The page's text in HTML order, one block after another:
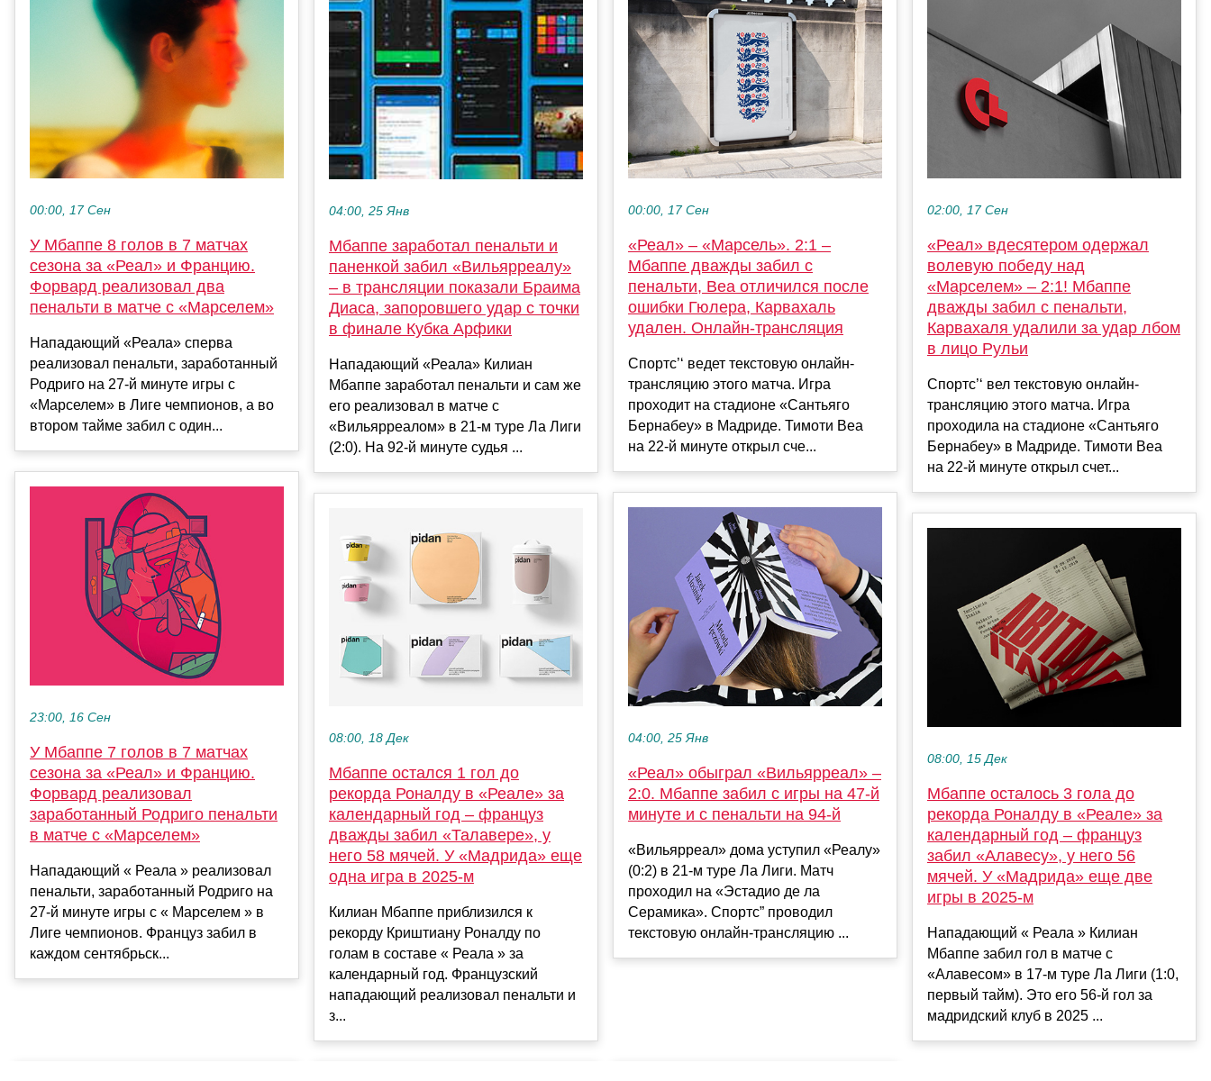
00:00, 17 Сен
У Мбаппе 8 голов в 7 матчах
сезона за «Реал» и Францию.
Форвард реализовал два
пенальти в матче с «Марселем»
Нападающий «Реала» сперва
реализовал пенальти, заработанный
Родриго на 27-й минуте игры с
«Марселем» в Лиге чемпионов, а во
втором тайме забил с один...
23:00, 16 Сен
У Мбаппе 7 голов в 7 матчах
сезона за «Реал» и Францию.
Форвард реализовал
заработанный Родриго пенальти
в матче с «Марселем»
Нападающий « Реала » реализовал
пенальти, заработанный Родриго на
27-й минуте игры с « Марселем » в
Лиге чемпионов. Француз забил в
каждом сентябрьск...
04:00, 25 Янв
Мбаппе заработал пенальти и
паненкой забил «Вильярреалу»
– в трансляции показали Браима
Диаса, запоровшего удар с точки
в финале Кубка Арфики
Нападающий «Реала» Килиан
Мбаппе заработал пенальти и сам же
его реализовал в матче с
«Вильярреалом» в 21-м туре Ла Лиги
(2:0). На 92-й минуте судья ...
08:00, 18 Дек
Мбаппе осталcя 1 гол до
рекорда Роналду в «Реале» за
календарный год – француз
дважды забил «Талавере», у
него 58 мячей. У «Мадрида» еще
одна игра в 2025-м
Килиан Мбаппе приблизился к
рекорду Криштиану Роналду по
голам в составе « Реала » за
календарный год. Французский
нападающий реализовал пенальти и
з...
00:00, 17 Сен
«Реал» – «Марсель». 2:1 –
Мбаппе дважды забил с
пенальти, Веа отличился после
ошибки Гюлера, Карвахаль
удален. Онлайн-трансляция
Спортс’‘ ведет текстовую онлайн-
трансляцию этого матча. Игра
проходит на стадионе «Сантьяго
Бернабеу» в Мадриде. Тимоти Веа
на 22-й минуте открыл сче...
04:00, 25 Янв
«Реал» обыграл «Вильярреал» –
2:0. Мбаппе забил с игры на 47-й
минуте и с пенальти на 94-й
«Вильярреал» дома уступил «Реалу»
(0:2) в 21-м туре Ла Лиги. Матч
проходил на «Эстадио де ла
Серамика». Спортс” проводил
текстовую онлайн-трансляцию ...
02:00, 17 Сен
«Реал» вдесятером одержал
волевую победу над
«Марселем» – 2:1! Мбаппе
дважды забил с пенальти,
Карвахаля удалили за удар лбом
в лицо Рульи
Спортс’‘ вел текстовую онлайн-
трансляцию этого матча. Игра
проходила на стадионе «Сантьяго
Бернабеу» в Мадриде. Тимоти Веа
на 22-й минуте открыл счет...
08:00, 15 Дек
Мбаппе осталось 3 гола до
рекорда Роналду в «Реале» за
календарный год – француз
забил «Алавесу», у него 56
мячей. У «Мадрида» еще две
игры в 2025-м
Нападающий « Реала » Килиан
Мбаппе забил гол в матче с
«Алавесом» в 17-м туре Ла Лиги (1:0,
первый тайм). Это его 56-й гол за
мадридский клуб в 2025 ...